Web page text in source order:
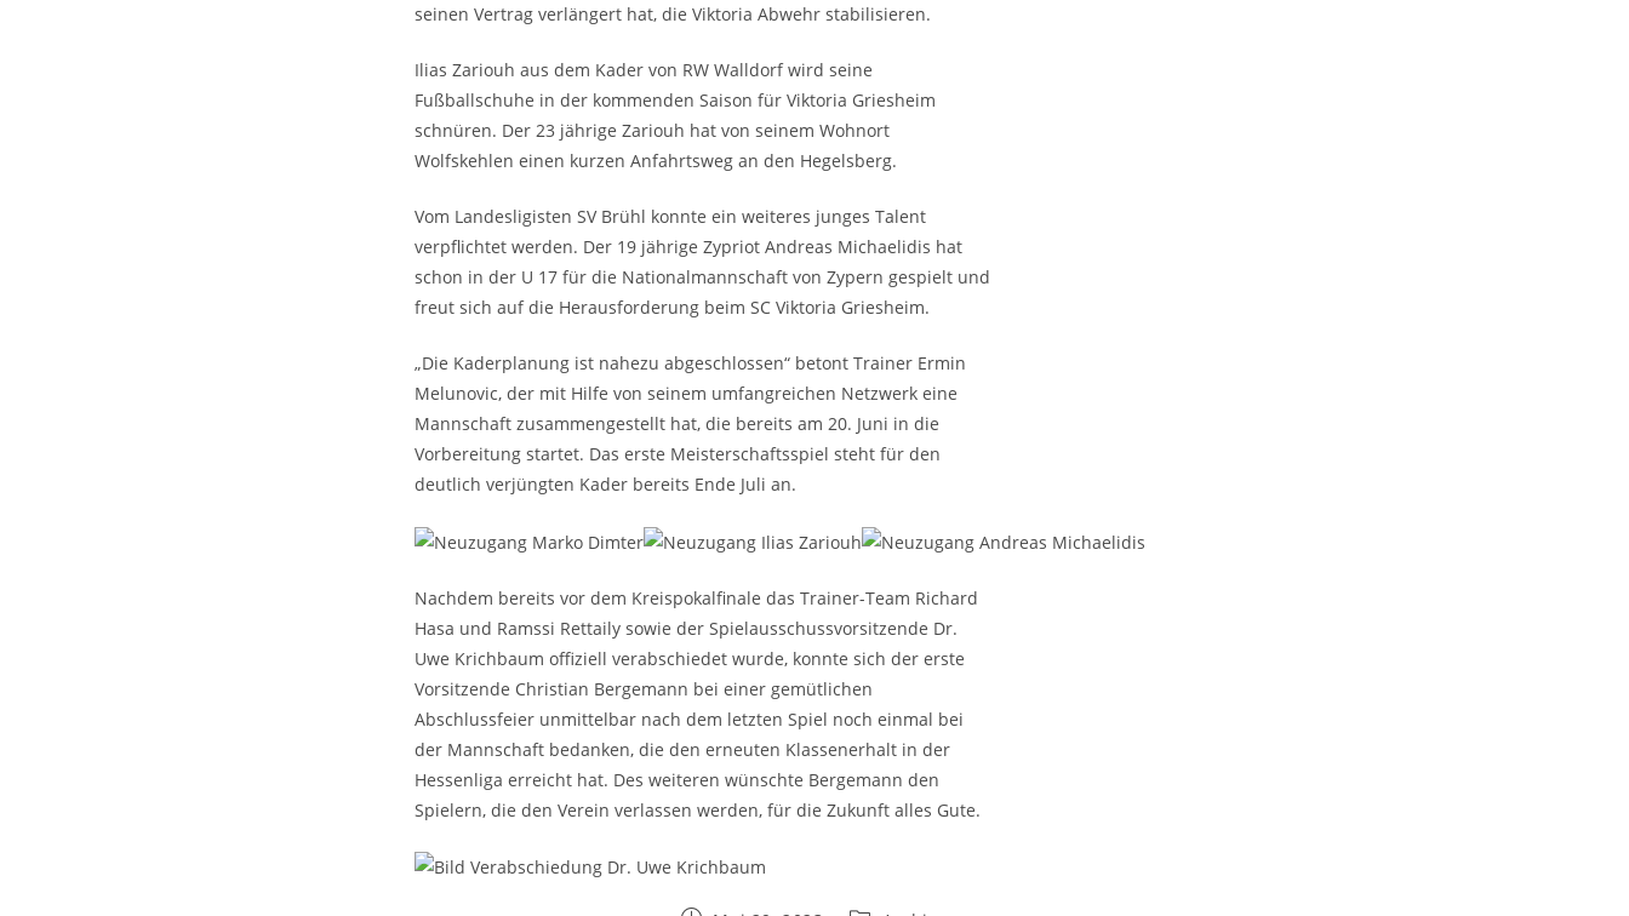
seinen Vertrag verlängert hat, die Viktoria Abwehr stabilisieren.
Ilias Zariouh aus dem Kader von RW Walldorf wird seine
Fußballschuhe in der kommenden Saison für Viktoria Griesheim
schnüren. Der 23 jährige Zariouh hat von seinem Wohnort
Wolfskehlen einen kurzen Anfahrtsweg an den Hegelsberg.
Vom Landesligisten SV Brühl konnte ein weiteres junges Talent
verpflichtet werden. Der 19 jährige Zypriot Andreas Michaelidis hat
schon in der U 17 für die Nationalmannschaft von Zypern gespielt und
freut sich auf die Herausforderung beim SC Viktoria Griesheim.
„Die Kaderplanung ist nahezu abgeschlossen“ betont Trainer Ermin
Melunovic, der mit Hilfe von seinem umfangreichen Netzwerk eine
Mannschaft zusammengestellt hat, die bereits am 20. Juni in die
Vorbereitung startet. Das erste Meisterschaftsspiel steht für den
deutlich verjüngten Kader bereits Ende Juli an.
Nachdem bereits vor dem Kreispokalfinale das Trainer-Team Richard
Hasa und Ramssi Rettaily sowie der Spielausschussvorsitzende Dr.
Uwe Krichbaum offiziell verabschiedet wurde, konnte sich der erste
Vorsitzende Christian Bergemann bei einer gemütlichen
Abschlussfeier unmittelbar nach dem letzten Spiel noch einmal bei
der Mannschaft bedanken, die den erneuten Klassenerhalt in der
Hessenliga erreicht hat. Des weiteren wünschte Bergemann den
Spielern, die den Verein verlassen werden, für die Zukunft alles Gute.